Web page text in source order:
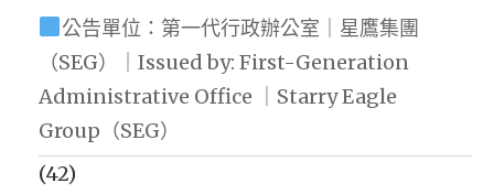
公告單位：第一代行政辦公室｜星鷹集團
（SEG）｜Issued by: First-Generation
Administrative Office ｜Starry Eagle
Group（SEG）
(42)